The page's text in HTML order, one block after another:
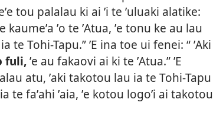
tou palalau ki ai ʼi te ʼuluaki alatike:
ʼo te ʼAtua, ʼe tonu ke au lau
te Tohi-Tapu.” ʼE ina toe ui fenei: “ ʼAki
fuli,ʼe au fakaovi ai ki te ʼAtua.” ʼE
atu, ʼaki takotou lau ia te Tohi-Tapu
te faʼahi ʼaia, ʼe kotou logoʼi ai takotou